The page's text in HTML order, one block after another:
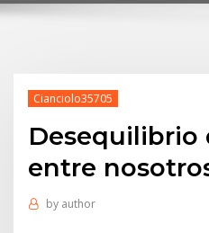
Cianciolo35705
Desequilibrio
entre
by author